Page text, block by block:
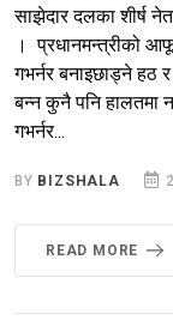
साझेदार दलका शीर्ष
। प्रधानमन्त्रीको
गभर्नर बनाइछाड्ने हठ
बन्न कुनै पनि हालतमा
गभर्नर...
BY BIZSHALA
READ MORE